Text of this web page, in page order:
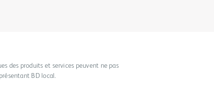
des produits et services peuvent ne pas
BD local.